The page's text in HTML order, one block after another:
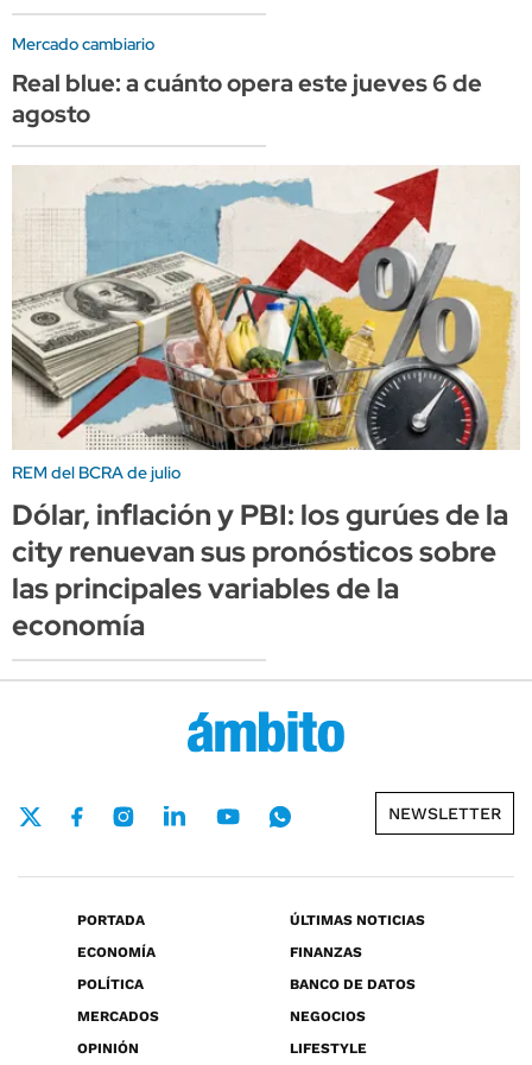
Mercado cambiario
Real blue: a cuánto opera este jueves 6 de
agosto
REM del BCRA de julio
Dólar, inflación y PBI: los gurúes de la
city renuevan sus pronósticos sobre
las principales variables de la
economía
NEWSLETTER
PORTADA
ÚLTIMAS NOTICIAS
ECONOMÍA
FINANZAS
POLÍTICA
BANCO DE DATOS
MERCADOS
NEGOCIOS
OPINIÓN
LIFESTYLE